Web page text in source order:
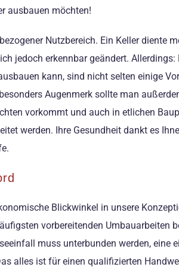
ausbauen möchten!
Nutzbereich. Ein Keller diente
jedoch erkennbar geändert.
kann, sind nicht selten einige
Augenmerk sollte man
vorkommt und auch in etlichen
werden. Ihre Gesundheit dankt es
Blickwinkel in unsere
vorbereitenden Umbauarbeiten
muss unterbunden werden,
alles ist für einen qualifizierten